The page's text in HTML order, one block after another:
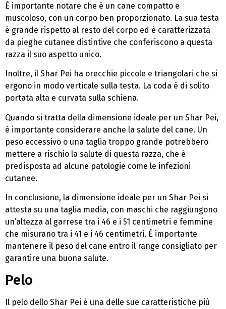
È importante notare che è un cane compatto e
muscoloso, con un corpo ben proporzionato. La sua testa
è grande rispetto al resto del corpo ed è caratterizzata
da pieghe cutanee distintive che conferiscono a questa
razza il suo aspetto unico.
Inoltre, il Shar Pei ha orecchie piccole e triangolari che si
ergono in modo verticale sulla testa. La coda è di solito
portata alta e curvata sulla schiena.
Quando si tratta della dimensione ideale per un Shar Pei,
è importante considerare anche la salute del cane. Un
peso eccessivo o una taglia troppo grande potrebbero
mettere a rischio la salute di questa razza, che è
predisposta ad alcune patologie come le infezioni
cutanee.
In conclusione, la dimensione ideale per un Shar Pei si
attesta su una taglia media, con maschi che raggiungono
un’altezza al garrese tra i 46 e i 51 centimetri e femmine
che misurano tra i 41 e i 46 centimetri. È importante
mantenere il peso del cane entro il range consigliato per
garantire una buona salute.
Pelo
Il pelo dello Shar Pei è una delle sue caratteristiche più